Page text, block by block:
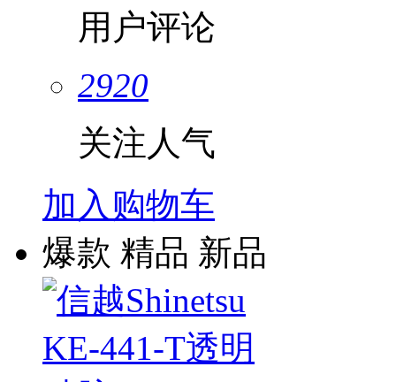
用户评论
2920
关注人气
加入购物车
爆款 精品 新品